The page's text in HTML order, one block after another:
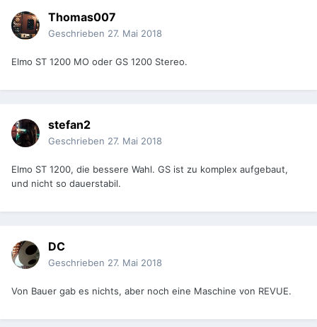
Thomas007
Geschrieben 27. Mai 2018
Elmo ST 1200 MO oder GS 1200 Stereo.
stefan2
Geschrieben 27. Mai 2018
Elmo ST 1200, die bessere Wahl. GS ist zu komplex aufgebaut,
und nicht so dauerstabil.
DC
Geschrieben 27. Mai 2018
Von Bauer gab es nichts, aber noch eine Maschine von REVUE.